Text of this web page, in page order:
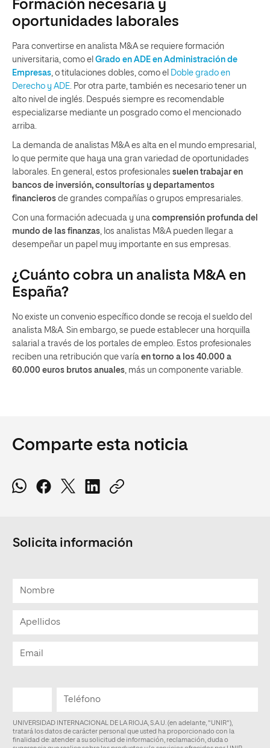
Formación necesaria y
oportunidades laborales
Para convertirse en analista M&A se requiere formación
universitaria, como el Grado en ADE en Administración de
Empresas, o titulaciones dobles, como el Doble grado en
Derecho y ADE. Por otra parte, también es necesario tener un
alto nivel de inglés. Después siempre es recomendable
especializarse mediante un posgrado como el mencionado
arriba.
La demanda de analistas M&A es alta en el mundo empresarial,
lo que permite que haya una gran variedad de oportunidades
laborales. En general, estos profesionales suelen trabajar en
bancos de inversión, consultorías y departamentos
financieros de grandes compañías o grupos empresariales.
Con una formación adecuada y una comprensión profunda del
mundo de las finanzas, los analistas M&A pueden llegar a
desempeñar un papel muy importante en sus empresas.
¿Cuánto cobra un analista M&A en
España?
No existe un convenio específico donde se recoja el sueldo del
analista M&A. Sin embargo, se puede establecer una horquilla
salarial a través de los portales de empleo. Estos profesionales
reciben una retribución que varía en torno a los 40.000 a
60.000 euros brutos anuales, más un componente variable.
Comparte esta noticia
Solicita información